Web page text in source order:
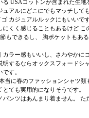
USAコットンが含まれた生
アルにどこにでもマッチし
カジュアルルックにもいいです
くく感じることもあるけど こ
もできるし、 胸ポケットもあ
ラー感もいいし、さわやかに
するならオックスフォードシ
す。
当に春のファッションシャツ類
ても実用的になりそうです。
ンツはあんまり着ません。 た